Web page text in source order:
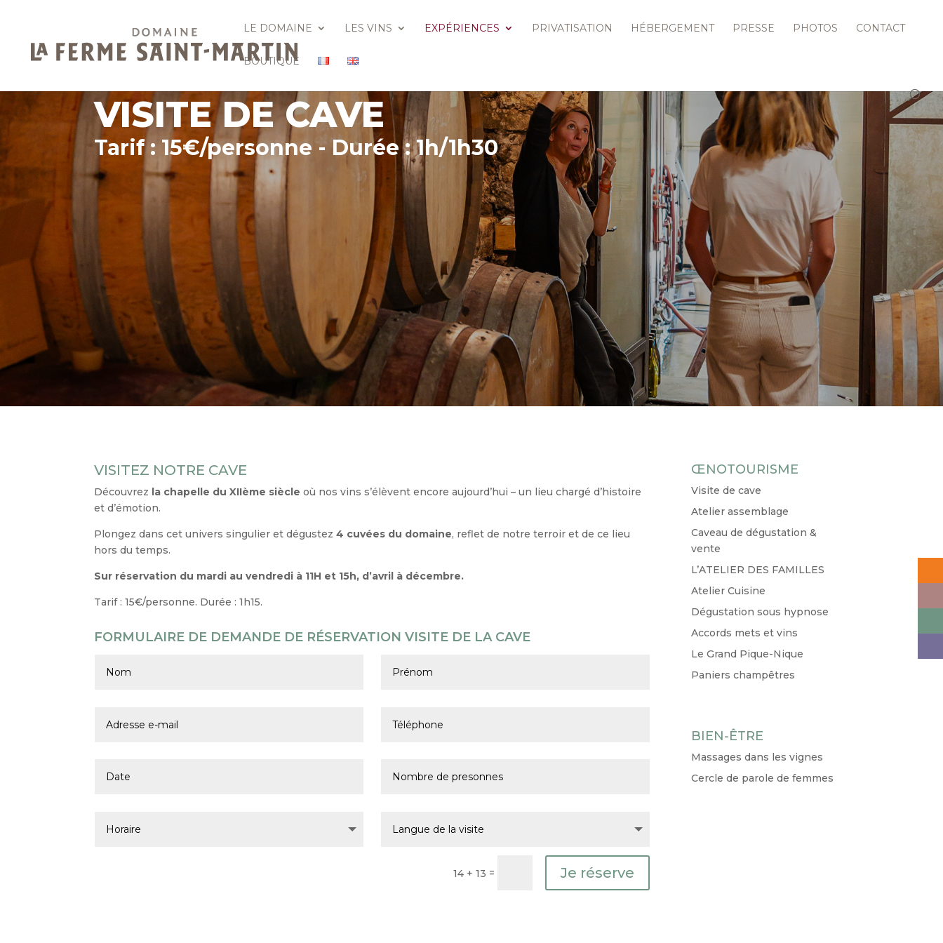
LE DOMAINE LES VINS EXPÉRIENCES PRIVATISATION HÉBERGEMENT PRESSE PHOTOS CONTACT
BOUTIQUE
VISITE DE CAVE
Tarif : 15€/personne - Durée : 1h/1h30
VISITEZ NOTRE CAVE
Découvrez la chapelle du XIIème siècle où nos vins s’élèvent encore aujourd’hui – un lieu chargé d’histoire
et d’émotion.
Plongez dans cet univers singulier et dégustez4 cuvées du domaine, reflet de notre terroir et de ce lieu
hors du temps.
Sur réservation du mardi au vendredi à 11H et 15h, d’avril à décembre.
Tarif : 15€/personne. Durée : 1h15.
FORMULAIRE DE DEMANDE DE RÉSERVATION VISITE DE LA CAVE
14 + 13 = Je réserve
ŒNOTOURISME
Visite de cave
Atelier assemblage
Caveau de dégustation &
vente
L’ATELIER DES FAMILLES
Atelier Cuisine
Dégustation sous hypnose
Accords mets et vins
Le Grand Pique-Nique
Paniers champêtres
BIEN-ÊTRE
Massages dans les vignes
Cercle de parole de femmes